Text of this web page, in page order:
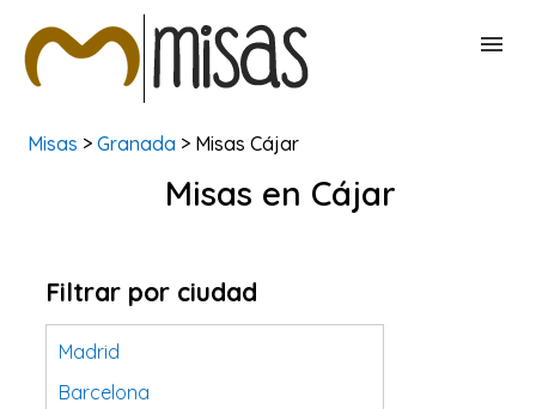
BUSCAR MISAS
Misas > Granada > Misas Cájar
Misas en Cájar
Filtrar por ciudad
Madrid
Barcelona